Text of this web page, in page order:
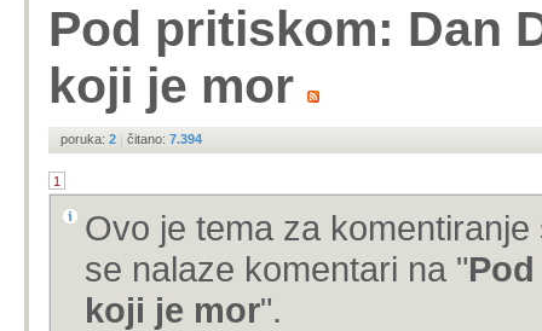
Pod pritiskom: Dan
koji je mor
poruka: 2 | čitano: 7.394
1
Ovo je tema za
se nalaze komentari na "
koji je mor".